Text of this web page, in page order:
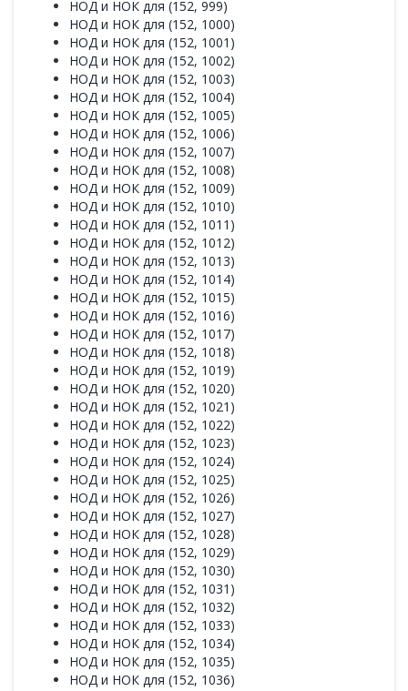
НОД и НОК для (152, 999)
НОД и НОК для (152, 1000)
НОД и НОК для (152, 1001)
НОД и НОК для (152, 1002)
НОД и НОК для (152, 1003)
НОД и НОК для (152, 1004)
НОД и НОК для (152, 1005)
НОД и НОК для (152, 1006)
НОД и НОК для (152, 1007)
НОД и НОК для (152, 1008)
НОД и НОК для (152, 1009)
НОД и НОК для (152, 1010)
НОД и НОК для (152, 1011)
НОД и НОК для (152, 1012)
НОД и НОК для (152, 1013)
НОД и НОК для (152, 1014)
НОД и НОК для (152, 1015)
НОД и НОК для (152, 1016)
НОД и НОК для (152, 1017)
НОД и НОК для (152, 1018)
НОД и НОК для (152, 1019)
НОД и НОК для (152, 1020)
НОД и НОК для (152, 1021)
НОД и НОК для (152, 1022)
НОД и НОК для (152, 1023)
НОД и НОК для (152, 1024)
НОД и НОК для (152, 1025)
НОД и НОК для (152, 1026)
НОД и НОК для (152, 1027)
НОД и НОК для (152, 1028)
НОД и НОК для (152, 1029)
НОД и НОК для (152, 1030)
НОД и НОК для (152, 1031)
НОД и НОК для (152, 1032)
НОД и НОК для (152, 1033)
НОД и НОК для (152, 1034)
НОД и НОК для (152, 1035)
НОД и НОК для (152, 1036)